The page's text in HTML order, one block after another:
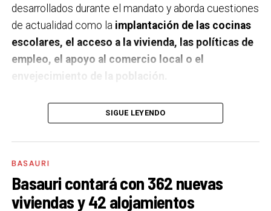
desarrollados durante el mandato y aborda cuestiones
de actualidad como la implantación de las cocinas
escolares, el acceso a la vivienda, las políticas de
empleo, el apoyo al comercio local o el
envejecimiento de la población.
A un año de acabar la legislatura, ¿qué balance
haces de la gestión del PSE en tus áreas dentro
del equipo de gobierno y qué proyectos
los gobiernos sirve para transformar y mejorar la vida
de las personas y, por eso, tan importante como la
SIGUE LEYENDO
BASAURI
Basauri contará con 362 nuevas
viviendas y 42 alojamientos